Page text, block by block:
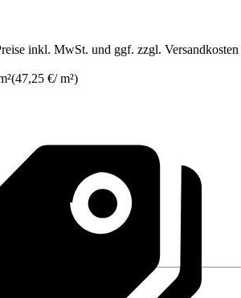
inkl. MwSt. und ggf. zzgl. Versandkosten
(47,25 €/ m²)